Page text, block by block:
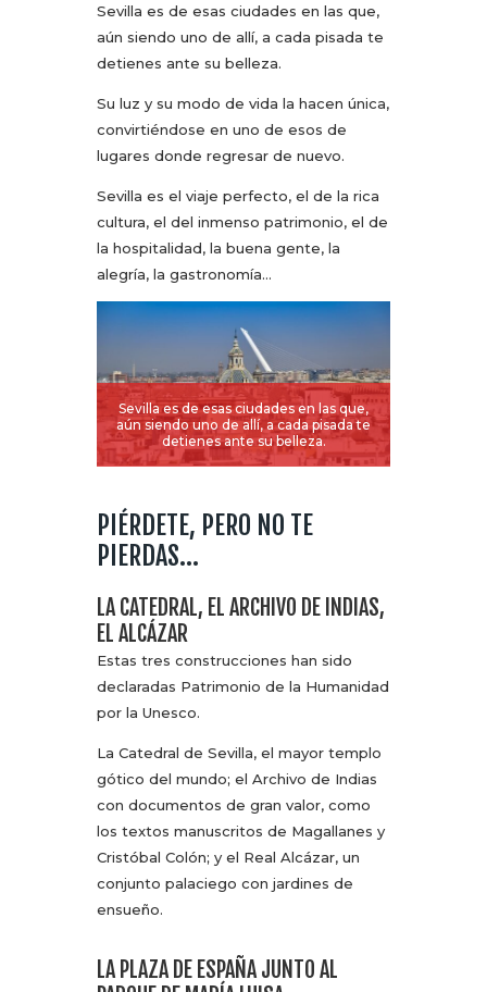
Sevilla es de esas ciudades en las que,
aún siendo uno de allí, a cada pisada te
detienes ante su belleza.
Su luz y su modo de vida la hacen única,
convirtiéndose en uno de esos de
lugares donde regresar de nuevo.
Sevilla es el viaje perfecto, el de la rica
cultura, el del inmenso patrimonio, el de
la hospitalidad, la buena gente, la
alegría, la gastronomía…
Sevilla es de esas ciudades en las que,
aún siendo uno de allí, a cada pisada te
detienes ante su belleza.
PIÉRDETE, PERO NO TE
PIERDAS…
LA CATEDRAL, EL ARCHIVO DE INDIAS,
EL ALCÁZAR
Estas tres construcciones han sido
declaradas Patrimonio de la Humanidad
por la Unesco.
La Catedral de Sevilla, el mayor templo
gótico del mundo; el Archivo de Indias
con documentos de gran valor, como
los textos manuscritos de Magallanes y
Cristóbal Colón; y el Real Alcázar, un
conjunto palaciego con jardines de
ensueño.
LA PLAZA DE ESPAÑA JUNTO AL